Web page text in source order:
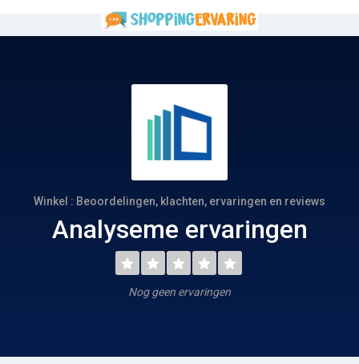
Winkel : Beoordelingen, klachten, ervaringen en reviews
Analyseme ervaringen
Nog geen ervaringen